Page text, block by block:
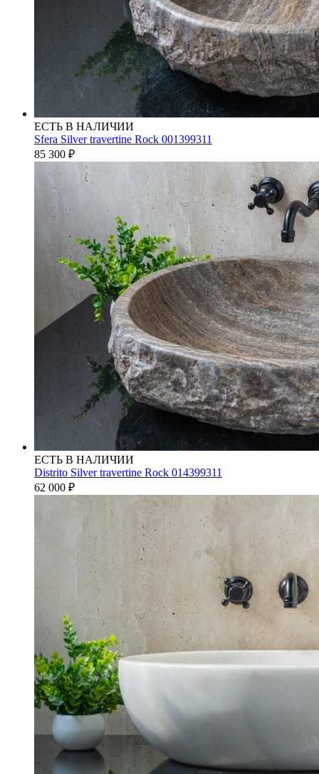
ЕСТЬ В НАЛИЧИИ
Sfera Silver travertine Rock 001399311
85 300 ₽
ЕСТЬ В НАЛИЧИИ
Distrito Silver travertine Rock 014399311
62 000 ₽